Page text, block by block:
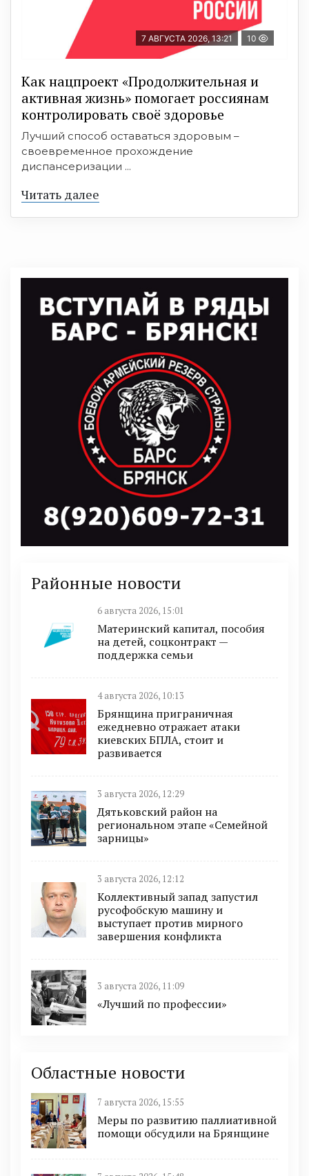
7 АВГУСТА 2026, 13:21 10
Как нацпроект «Продолжительная и
активная жизнь» помогает россиянам
контролировать своё здоровье
Лучший способ оставаться здоровым –
своевременное прохождение
диспансеризации ...
Читать далее
Районные новости
6 августа 2026, 15:01
Материнский капитал, пособия
на детей, соцконтракт —
поддержка семьи
4 августа 2026, 10:13
Брянщина приграничная
ежедневно отражает атаки
киевских БПЛА, стоит и
развивается
3 августа 2026, 12:29
Дятьковский район на
региональном этапе «Семейной
зарницы»
3 августа 2026, 12:12
Коллективный запад запустил
русофобскую машину и
выступает против мирного
завершения конфликта
3 августа 2026, 11:09
«Лучший по профессии»
Областные новости
7 августа 2026, 15:55
Меры по развитию паллиативной
помощи обсудили на Брянщине